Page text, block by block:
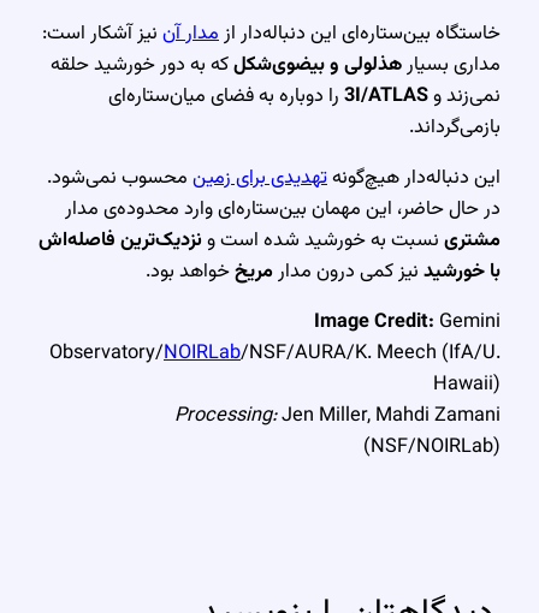
خاستگاه بین‌ستاره‌ای این دنباله‌دار ازمدار آننیز آشکار است:
مداری بسیارهذلولی و بیضوی‌شکلکه به دور خورشید حلقه
نمی‌زند و3I/ATLASرا دوباره به فضای میان‌ستاره‌ای
بازمی‌گرداند.
این دنباله‌دار هیچ‌گونهتهدیدی برای زمینمحسوب نمی‌شود.
در حال حاضر، این مهمان بین‌ستاره‌ای وارد محدوده‌ی مدار
مشترینسبت به خورشید شده است ونزدیک‌ترین فاصله‌اش
با خورشیدنیز کمی درون مدارمریخخواهد بود.
Image Credit: Gemini
Observatory/NOIRLab/NSF/AURA/K. Meech (IfA/U.
Hawaii)
Processing:Jen Miller, Mahdi Zamani
(NSF/NOIRLab)